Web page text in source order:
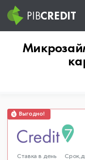
PIBCREDIT
Ставка в день